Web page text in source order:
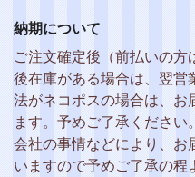
納期について
ご注文確定後（前払いの
後在庫がある場合は、翌
法がネコポスの場合は、お
ます。予めご了承くださ
会社の事情などにより、
いますので予めご了承の程